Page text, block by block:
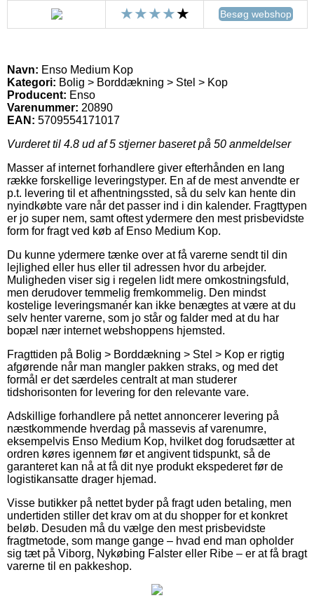
Besøg webshop
Navn: Enso Medium Kop
Kategori: Bolig > Borddækning > Stel > Kop
Producent: Enso
Varenummer: 20890
EAN: 5709554171017
Vurderet til 4.8 ud af 5 stjerner baseret på 50 anmeldelser
Masser af internet forhandlere giver efterhånden en lang
række forskellige leveringstyper. En af de mest anvendte er
p.t. levering til et afhentningssted, så du selv kan hente din
nyindkøbte vare når det passer ind i din kalender. Fragttypen
er jo super nem, samt oftest ydermere den mest prisbevidste
form for fragt ved køb af Enso Medium Kop.
Du kunne ydermere tænke over at få varerne sendt til din
lejlighed eller hus eller til adressen hvor du arbejder.
Muligheden viser sig i regelen lidt mere omkostningsfuld,
men derudover temmelig fremkommelig. Den mindst
kostelige leveringsmanér kan ikke benægtes at være at du
selv henter varerne, som jo står og falder med at du har
bopæl nær internet webshoppens hjemsted.
Fragttiden på Bolig > Borddækning > Stel > Kop er rigtig
afgørende når man mangler pakken straks, og med det
formål er det særdeles centralt at man studerer
tidshorisonten for levering for den relevante vare.
Adskillige forhandlere på nettet annoncerer levering på
næstkommende hverdag på massevis af varenumre,
eksempelvis Enso Medium Kop, hvilket dog forudsætter at
ordren køres igennem før et angivent tidspunkt, så de
garanteret kan nå at få dit nye produkt ekspederet før de
logistikansatte drager hjemad.
Visse butikker på nettet byder på fragt uden betaling, men
undertiden stiller det krav om at du shopper for et konkret
beløb. Desuden må du vælge den mest prisbevidste
fragtmetode, som mange gange – hvad end man opholder
sig tæt på Viborg, Nykøbing Falster eller Ribe – er at få bragt
varerne til en pakkeshop.